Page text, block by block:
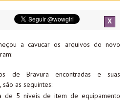
X
a cavucar os arquivos do novo
de Bravura encontradas e suas
as seguintes:
de 5 níveis de item de equipamento